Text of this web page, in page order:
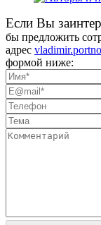
Eсли Вы
бы предложить
адрес
формой ниже: